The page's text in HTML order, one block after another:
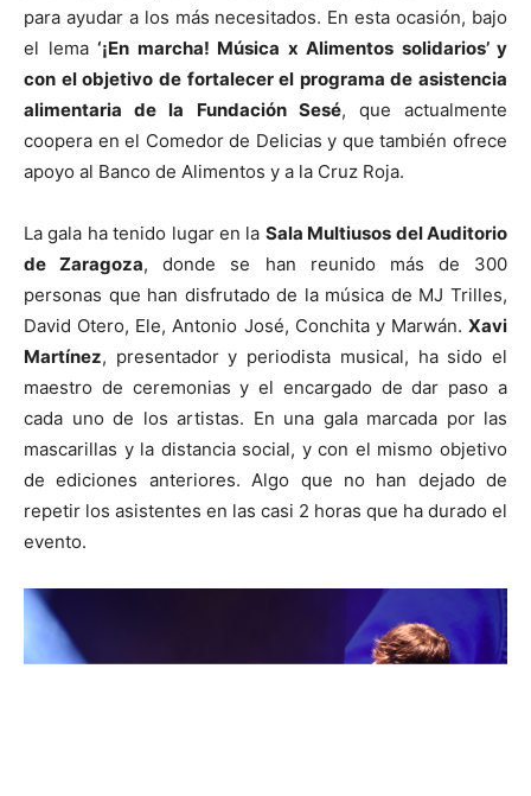
para ayudar a los más necesitados. En esta ocasión, bajo
el lema ‘¡En marcha! Música x Alimentos solidarios’ y
con el objetivo de fortalecer el programa de asistencia
alimentaria de la Fundación Sesé, que actualmente
coopera en el Comedor de Delicias y que también ofrece
apoyo al Banco de Alimentos y a la Cruz Roja.
La gala ha tenido lugar en la Sala Multiusos del Auditorio
de Zaragoza, donde se han reunido más de 300
personas que han disfrutado de la música de MJ Trilles,
David Otero, Ele, Antonio José, Conchita y Marwán. Xavi
Martínez, presentador y periodista musical, ha sido el
maestro de ceremonias y el encargado de dar paso a
cada uno de los artistas. En una gala marcada por las
mascarillas y la distancia social, y con el mismo objetivo
de ediciones anteriores. Algo que no han dejado de
repetir los asistentes en las casi 2 horas que ha durado el
evento.